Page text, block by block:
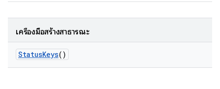
เครื่องมือสร้างสาธารณะ
StatusKeys()